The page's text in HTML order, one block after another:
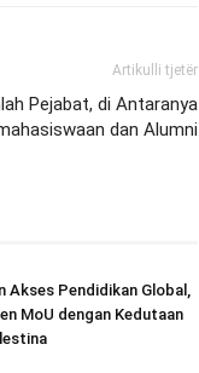
Artikulli tjetër
Pejabat, di Antaranya
dan Alumni
Akses Pendidikan Global,
MoU dengan Kedutaan